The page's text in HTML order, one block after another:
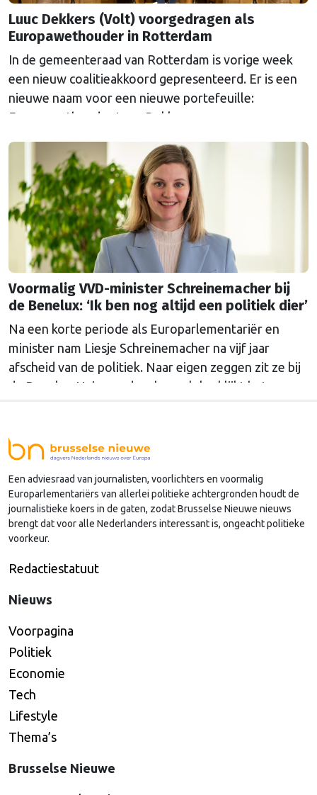
Luuc Dekkers (Volt) voorgedragen als
Europawethouder in Rotterdam
In de gemeenteraad van Rotterdam is vorige week
een nieuw coalitieakkoord gepresenteerd. Er is een
nieuwe naam voor een nieuwe portefeuille:
Europawethouder Luuc Dekkers
Voormalig VVD-minister Schreinemacher bij
de Benelux: ‘Ik ben nog altijd een politiek dier’
Na een korte periode als Europarlementariër en
minister nam Liesje Schreinemacher na vijf jaar
afscheid van de politiek. Naar eigen zeggen zit ze bij
de Benelux-Unie goed op haar plek, al lijkt het
uit.
Een adviesraad van journalisten, voorlichters en voormalig
Europarlementariërs van allerlei politieke achtergronden houdt de
journalistieke koers in de gaten, zodat Brusselse Nieuwe nieuws
brengt dat voor alle Nederlanders interessant is, ongeacht politieke
voorkeur.
Redactiestatuut
Nieuws
Voorpagina
Politiek
Economie
Tech
Lifestyle
Thema’s
Brusselse Nieuwe